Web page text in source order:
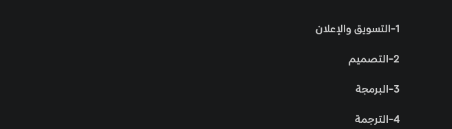
1-التسويق والإعلان
2-التصميم
3-البرمجة
4-الترجمة